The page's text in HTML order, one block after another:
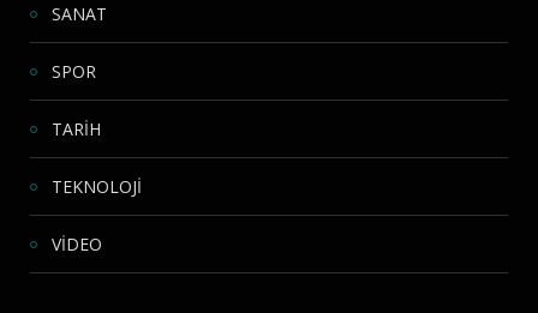
SANAT
SPOR
TARİH
TEKNOLOJİ
VİDEO